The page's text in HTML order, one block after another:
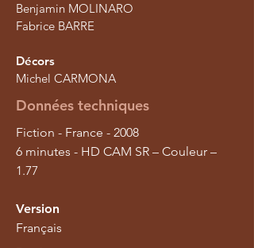
Benjamin MOLINARO
Fabrice BARRE
Décors
Michel CARMONA
Données techniques
Fiction - France - 2008
6 minutes - HD CAM SR – Couleur –
1.77
Version
Français